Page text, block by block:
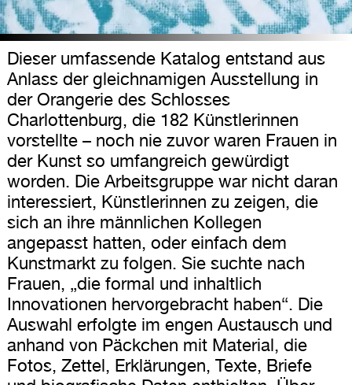
Dieser umfassende Katalog entstand aus
Anlass der gleichnamigen Ausstellung in
der Orangerie des Schlosses
Charlottenburg, die 182 Künstlerinnen
vorstellte – noch nie zuvor waren Frauen in
der Kunst so umfangreich gewürdigt
worden. Die Arbeitsgruppe war nicht daran
interessiert, Künstlerinnen zu zeigen, die
sich an ihre männlichen Kollegen
angepasst hatten, oder einfach dem
Kunstmarkt zu folgen. Sie suchte nach
Frauen, „die formal und inhaltlich
Innovationen hervorgebracht haben“. Die
Auswahl erfolgte im engen Austausch und
anhand von Päckchen mit Material, die
Fotos, Zettel, Erklärungen, Texte, Briefe